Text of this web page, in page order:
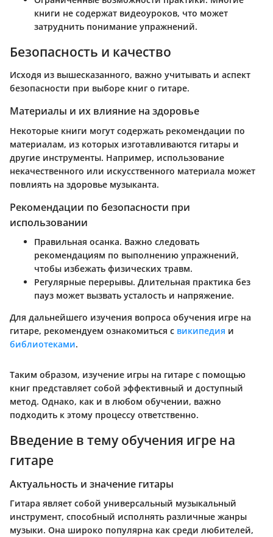
книги не содержат видеоуроков, что может
затруднить понимание упражнений.
Безопасность и качество
Исходя из вышесказанного, важно учитывать и аспект
безопасности при выборе книг о гитаре.
Материалы и их влияние на здоровье
Некоторые книги могут содержать рекомендации по
материалам, из которых изготавливаются гитары и
другие инструменты. Например, использование
некачественного или искусственного материала может
повлиять на здоровье музыканта.
Рекомендации по безопасности при
использовании
Правильная осанка. Важно следовать
рекомендациям по выполнению упражнений,
чтобы избежать физических травм.
Регулярные перерывы. Длительная практика без
пауз может вызвать усталость и напряжение.
Для дальнейшего изучения вопроса обучения игре на
гитаре, рекомендуем ознакомиться с википедия и
библиотеками.
Таким образом, изучение игры на гитаре с помощью
книг представляет собой эффективный и доступный
метод. Однако, как и в любом обучении, важно
подходить к этому процессу ответственно.
Введение в тему обучения игре на
гитаре
Актуальность и значение гитары
Гитара являет собой универсальный музыкальный
инструмент, способный исполнять различные жанры
музыки. Она широко популярна как среди любителей,